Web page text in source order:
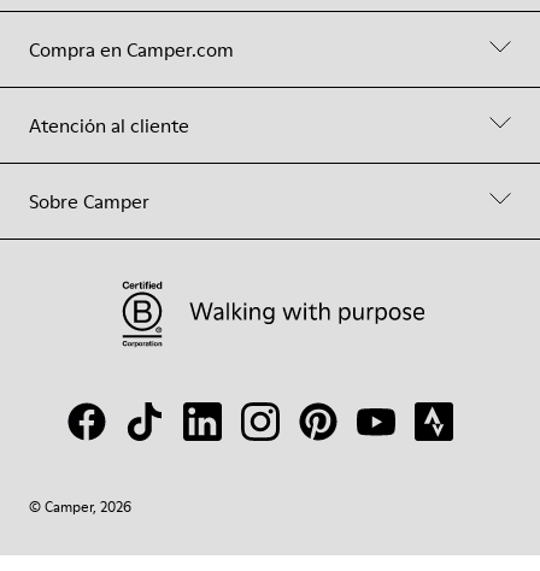
Compra en Camper.com
Atención al cliente
Sobre Camper
© Camper, 2026